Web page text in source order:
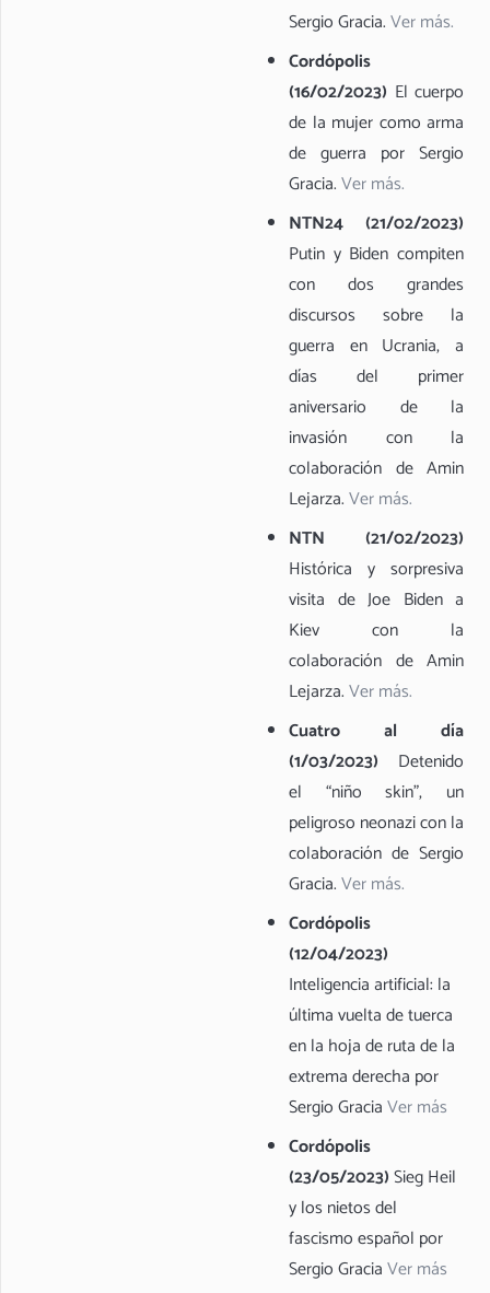
Sergio Gracia.Ver más.
Cordópolis
(16/02/2023) El cuerpo
de la mujer como arma
de guerra por Sergio
Gracia.Ver más.
NTN24 (21/02/2023)
Putin y Biden compiten
con dos grandes
discursos sobre la
guerra en Ucrania, a
días del primer
aniversario de la
invasión con la
colaboración de Amin
Lejarza.Ver más.
NTN (21/02/2023)
Histórica y sorpresiva
visita de Joe Biden a
Kiev con la
colaboración de Amin
Lejarza.Ver más.
Cuatro al día
(1/03/2023) Detenido
el “niño skin”, un
peligroso neonazi con la
colaboración de Sergio
Gracia.Ver más.
Cordópolis
(12/04/2023)
Inteligencia artificial: la
última vuelta de tuerca
en la hoja de ruta de la
extrema derecha por
Sergio GraciaVer más
Cordópolis
(23/05/2023)Sieg Heil
y los nietos del
fascismo español por
Sergio GraciaVer más